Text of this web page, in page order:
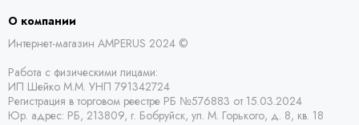
О компании
Интернет-магазин AMPERUS 2024 ©
Работа с физическими лицами:
ИП Шейко М.М. УНП 791342724
Регистрация в торговом реестре РБ №576883 от 15.03.2024
Юр. адрес: РБ, 213809, г. Бобруйск, ул. М. Горького, д. 8, кв. 18